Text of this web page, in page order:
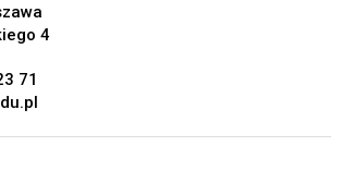
4
71